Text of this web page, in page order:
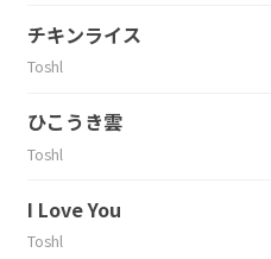
チキンライス
Toshl
ひこうき雲
Toshl
I Love You
Toshl